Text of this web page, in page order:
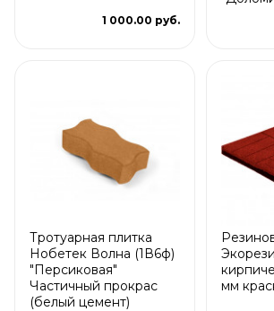
1 000.00 руб.
Тротуарная плитка
Нобетек Волна (1В6ф)
"Персиковая"
Частичный прокрас
(белый цемент)
мм